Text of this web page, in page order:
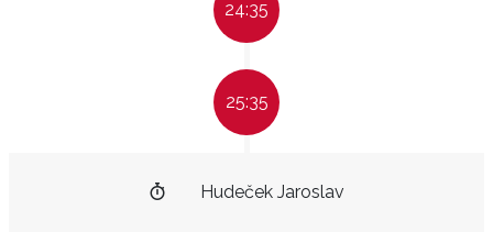
24:35
25:35
Hudeček Jaroslav